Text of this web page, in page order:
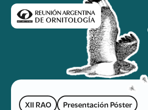
XII RAO Presentación Póster